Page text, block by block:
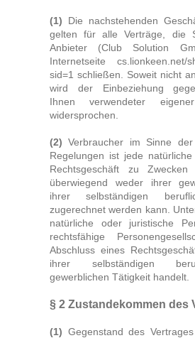
Aufkleber & Handys & Mousepads
Taschen
Polo`s & Hemden
Wimpel & Fanschal & Schirme
Kappen & Mützen
Alles fürs Bad
Leinwände und Kissen
Alles für die Kids
Jacken
Long Sleeve & Tank Top
Gutscheine
Jogging & Shorts
GOODING
(1) Die nachstehenden
gelten für alle Verträge, die
Anbieter (Club Solution
Internetseite cs.lionkeen.net/
sid=1 schließen. Soweit nicht
wird der Einbeziehung
Ihnen verwendeter
widersprochen.
(2) Verbraucher im Sinne der
Regelungen ist jede
Rechtsgeschäft zu
überwiegend weder ihrer
ihrer selbständigen
zugerechnet werden kann.
natürliche oder juristische
rechtsfähige
Abschluss eines
ihrer selbständigen
gewerblichen Tätigkeit handelt.
§ 2 Zustandekommen des
(1) Gegenstand des